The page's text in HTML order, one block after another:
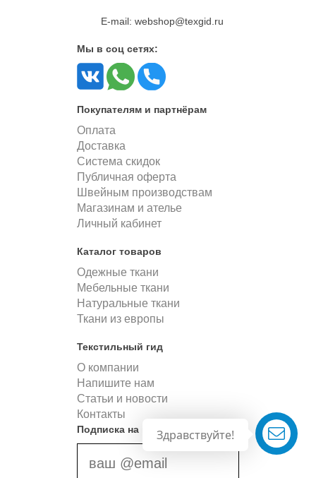
Здравствуйте!
E-mail: webshop@texgid.ru
Мы в соц сетях:
Покупателям и партнёрам
Оплата
Доставка
Система скидок
Публичная оферта
Швейным производствам
Магазинам и ателье
Личный кабинет
Каталог товаров
Одежные ткани
Мебельные ткани
Натуральные ткани
Ткани из европы
Текстильный гид
О компании
Напишите нам
Статьи и новости
Контакты
Подписка на новости